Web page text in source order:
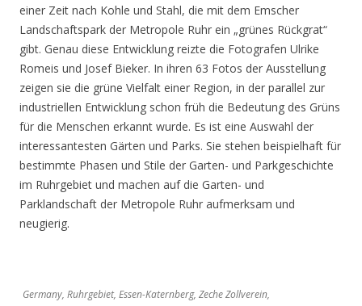
einer Zeit nach Kohle und Stahl, die mit dem Emscher
Landschaftspark der Metropole Ruhr ein „grünes Rückgrat“
gibt. Genau diese Entwicklung reizte die Fotografen Ulrike
Romeis und Josef Bieker. In ihren 63 Fotos der Ausstellung
zeigen sie die grüne Vielfalt einer Region, in der parallel zur
industriellen Entwicklung schon früh die Bedeutung des Grüns
für die Menschen erkannt wurde. Es ist eine Auswahl der
interessantesten Gärten und Parks. Sie stehen beispielhaft für
bestimmte Phasen und Stile der Garten- und Parkgeschichte
im Ruhrgebiet und machen auf die Garten- und
Parklandschaft der Metropole Ruhr aufmerksam und
neugierig.
Germany, Ruhrgebiet, Essen-Katernberg, Zeche Zollverein,